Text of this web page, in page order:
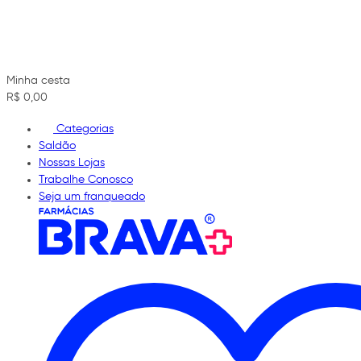
Minha cesta
R$ 0,00
Categorias
Saldão
Nossas Lojas
Trabalhe Conosco
Seja um franqueado